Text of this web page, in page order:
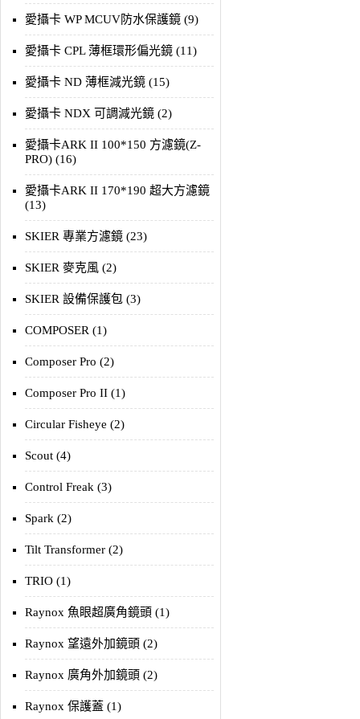
愛攝卡 WP MCUV防水保護鏡 (9)
愛攝卡 CPL 薄框環形偏光鏡 (11)
愛攝卡 ND 薄框減光鏡 (15)
愛攝卡 NDX 可調減光鏡 (2)
愛攝卡ARK II 100*150 方濾鏡(Z-
PRO) (16)
愛攝卡ARK II 170*190 超大方濾鏡
(13)
SKIER 專業方濾鏡 (23)
SKIER 麥克風 (2)
SKIER 設備保護包 (3)
COMPOSER (1)
Composer Pro (2)
Composer Pro II (1)
Circular Fisheye (2)
Scout (4)
Control Freak (3)
Spark (2)
Tilt Transformer (2)
TRIO (1)
Raynox 魚眼超廣角鏡頭 (1)
Raynox 望遠外加鏡頭 (2)
Raynox 廣角外加鏡頭 (2)
Raynox 保護蓋 (1)